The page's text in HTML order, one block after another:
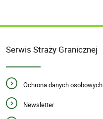
Serwis Straży Granicznej
Ochrona danych osobowych
Newsletter